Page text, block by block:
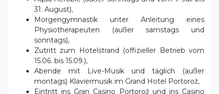
Morgengymnastik unter Anleitung eines
Physiotherapeuten (außer samstags und
sonntags),
Zutritt zum Hotelstrand (offizieller Betrieb vom
15.06. bis 15.09.),
Abende mit Live-Musik und täglich (außer
montags) Klaviermusik im Grand Hotel Portorož,
Eintritt ins Gran Casino Portorož und ins Casino
Riviera.